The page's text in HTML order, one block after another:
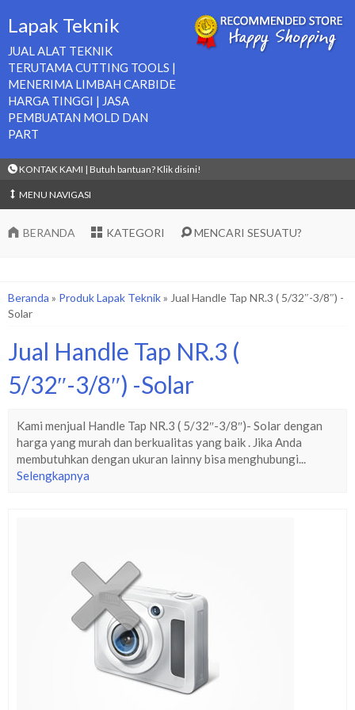
Lapak Teknik
JUAL ALAT TEKNIK
TERUTAMA CUTTING TOOLS |
MENERIMA LIMBAH CARBIDE
HARGA TINGGI | JASA
PEMBUATAN MOLD DAN
PART
KONTAK KAMI | Butuh bantuan? Klik disini!
MENU NAVIGASI
BERANDA KATEGORI MENCARI SESUATU?
Beranda » Produk Lapak Teknik» Jual Handle Tap NR.3 ( 5/32″-3/8″) -
Solar
Jual Handle Tap NR.3 (
5/32″-3/8″) -Solar
Kami menjual Handle Tap NR.3 ( 5/32″-3/8″)- Solar dengan
harga yang murah dan berkualitas yang baik . Jika Anda
membutuhkan dengan ukuran lainny bisa menghubungi...
Selengkapnya